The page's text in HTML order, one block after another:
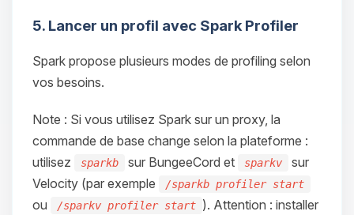
5. Lancer un profil avec Spark Profiler
Spark propose plusieurs modes de profiling selon
vos besoins.
Note : Si vous utilisez Spark sur un proxy, la
commande de base change selon la plateforme :
utilisez
sparkb sur BungeeCord et sparkv
sur
Velocity (par exemple
/sparkb profiler start
ou /sparkv profiler start ). Attention : installer